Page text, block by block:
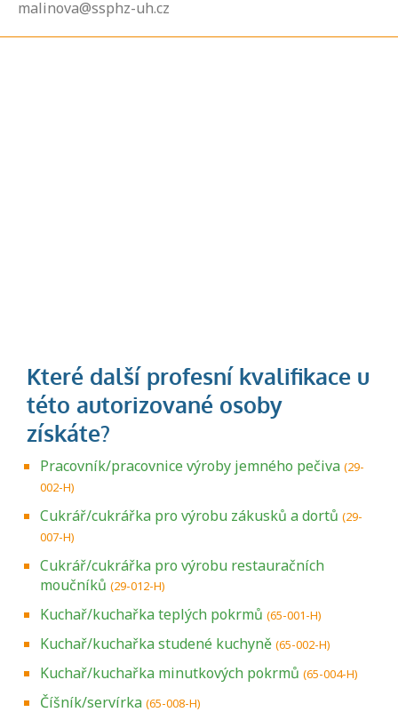
malinova@ssphz-uh.cz
Pracovník/pracovnice výroby jemného pečiva (29-
002-H)
Cukrář/cukrářka pro výrobu zákusků a dortů (29-
007-H)
Cukrář/cukrářka pro výrobu restauračních
moučníků (29-012-H)
Kuchař/kuchařka teplých pokrmů (65-001-H)
Kuchař/kuchařka studené kuchyně (65-002-H)
Kuchař/kuchařka minutkových pokrmů (65-004-H)
Číšník/servírka (65-008-H)
Projděte si seznam profesních kvalifikací.